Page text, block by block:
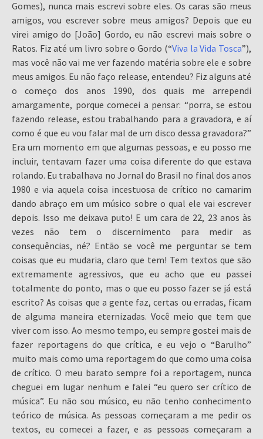
Gomes), nunca mais escrevi sobre eles. Os caras são meus
amigos, vou escrever sobre meus amigos? Depois que eu
virei amigo do [João] Gordo, eu não escrevi mais sobre o
Ratos. Fiz até um livro sobre o Gordo (“Viva la Vida Tosca”),
mas você não vai me ver fazendo matéria sobre ele e sobre
meus amigos. Eu não faço release, entendeu? Fiz alguns até
o começo dos anos 1990, dos quais me arrependi
amargamente, porque comecei a pensar: “porra, se estou
fazendo release, estou trabalhando para a gravadora, e aí
como é que eu vou falar mal de um disco dessa gravadora?”
Era um momento em que algumas pessoas, e eu posso me
incluir, tentavam fazer uma coisa diferente do que estava
rolando. Eu trabalhava no Jornal do Brasil no final dos anos
1980 e via aquela coisa incestuosa de crítico no camarim
dando abraço em um músico sobre o qual ele vai escrever
depois. Isso me deixava puto! E um cara de 22, 23 anos às
vezes não tem o discernimento para medir as
consequências, né? Então se você me perguntar se tem
coisas que eu mudaria, claro que tem! Tem textos que são
extremamente agressivos, que eu acho que eu passei
totalmente do ponto, mas o que eu posso fazer se já está
escrito? As coisas que a gente faz, certas ou erradas, ficam
de alguma maneira eternizadas. Você meio que tem que
viver com isso. Ao mesmo tempo, eu sempre gostei mais de
fazer reportagens do que crítica, e eu vejo o “Barulho”
muito mais como uma reportagem do que como uma coisa
de crítico. O meu barato sempre foi a reportagem, nunca
cheguei em lugar nenhum e falei “eu quero ser crítico de
música”. Eu não sou músico, eu não tenho conhecimento
teórico de música. As pessoas começaram a me pedir os
textos, eu comecei a fazer, e as pessoas começaram a